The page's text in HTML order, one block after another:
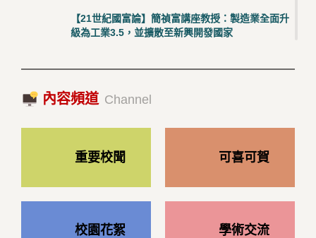
【21世紀國富論】簡禎富講座教授：製造業全面升
級為工業3.5，並擴散至新興開發國家
2023/10/18|推薦閱讀
內容頻道 Channel
重要校聞 可喜可賀
校園花絮 學術交流